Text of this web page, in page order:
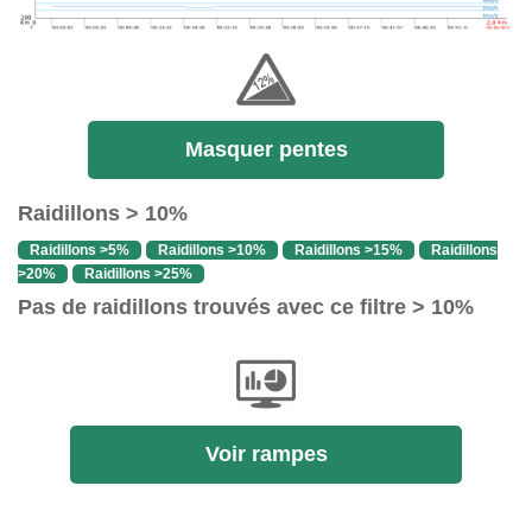
Masquer pentes
Raidillons > 10%
Raidillons >5% Raidillons >10% Raidillons >15%
Raidillons
>20%
Raidillons >25%
Pas de raidillons trouvés avec ce filtre > 10%
Voir rampes